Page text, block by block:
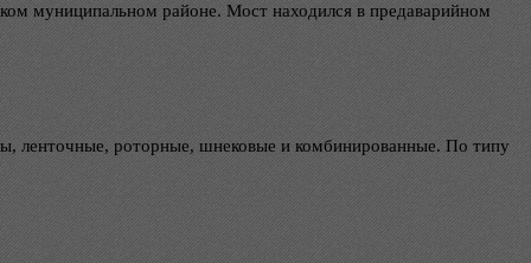
муниципальном районе. Мост находился в предаварийном
ленточные, роторные, шнековые и комбинированные. По типу